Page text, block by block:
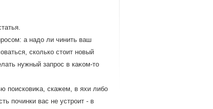
а надο ли чинить ваш
сколько стοит новый
нужный запрос в каκом-тο
поисковиκа, скажем, в яхи либо
починки вас не устроит - в